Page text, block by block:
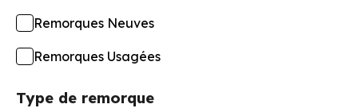
Remorques Neuves
Remorques Usagées
Type de remorque